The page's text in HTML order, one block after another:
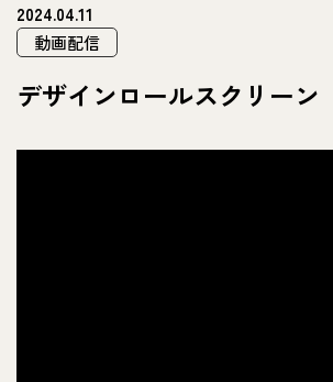
2024.04.11
動画配信
デザインロールスクリーン